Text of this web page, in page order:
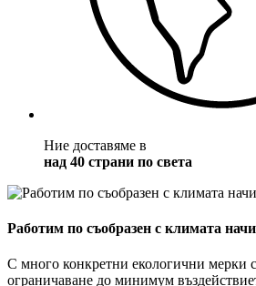
Ние доставяме в
над 40 страни по света
Работим по съобразен с климата
С много конкретни екологични мерки
ограничаване до минимум